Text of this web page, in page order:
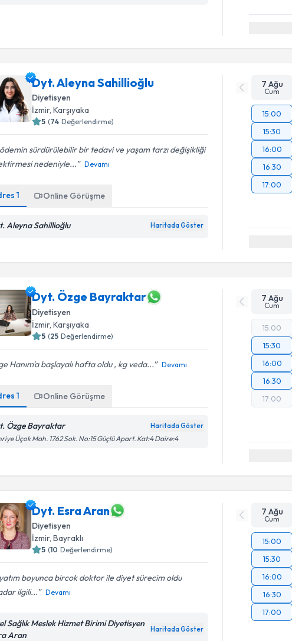
Dyt. Aleyna Sahillioğlu
Diyetisyen
İzmir, Karşıyaka
5 (74 Değerlendirme)
sürdürülebilir bir tedavi ve yaşam tarzı değişikliği
nedeniyle...
Devamı
1 Online Görüşme
Aleyna Sahillioğlu Haritada Göster
7 Ağu
Cum
15:00
15:30
16:00
16:30
17:00
Dyt. Özge Bayraktar
Diyetisyen
İzmir, Karşıyaka
5 (25 Değerlendirme)
Hanım'a başlayalı hafta oldu , kg veda... Devamı
1 Online Görüşme
Özge Bayraktar Haritada Göster
Üçok Mah. 1762 Sok. No:15 Güçlü Apart. Kat:4 Daire:4
7 Ağu
Cum
15:00
15:30
16:00
16:30
17:00
Dyt. Esra Aran
Diyetisyen
İzmir, Bayraklı
5 (10 Değerlendirme)
boyunca bircok doktor ile diyet sürecim oldu
ilgili...
Devamı
Sağlık Meslek Hizmet Birimi Diyetisyen
Aran
Haritada Göster
7 Ağu
Cum
15:00
15:30
16:00
16:30
17:00